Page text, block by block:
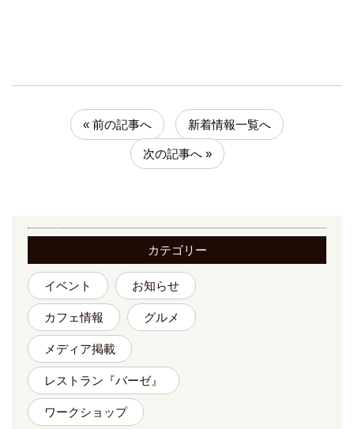
« 前の記事へ 新着情報一覧へ
次の記事へ »
カテゴリー
イベント お知らせ
カフェ情報 グルメ
メディア掲載
レストラン『バーゼ』
ワークショップ